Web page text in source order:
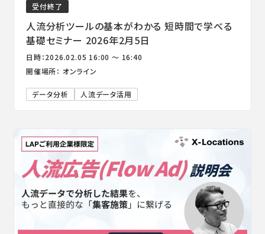
受付終了
人流分析ツールの基本がわかる 短時間で学べる
基礎セミナー 2026年2月5日
日時：2026.02.05 16:00 ～ 16:40
開催場所： オンライン
データ分析 人流データ活用